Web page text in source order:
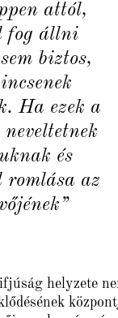
attól,
fog állni
biztos,
Ha ezek a
neveltetnek
és
romlása az
helyzete